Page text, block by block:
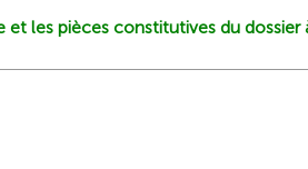
les pièces constitutives du dossier